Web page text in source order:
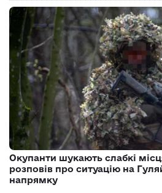
Окупанти шукають слабкі
розповів про ситуацію на
напрямку